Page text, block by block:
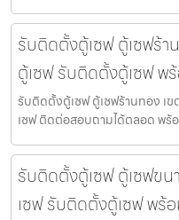
รับติดตั้งตู้เซฟ ตู้เซฟร้า
ตู้เซฟ รับติดตั้งตู้เซฟ พ
รับติดตั้งตู้เซฟ ตู้เซฟร้านทอง เ
เซฟ ติดต่อสอบถามได้ตลอด พร้
รับติดตั้งตู้เซฟ ตู้เซฟขน
เซฟ รับติดตั้งตู้เซฟ พร้